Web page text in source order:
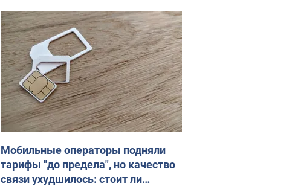
Мобильные операторы подняли
тарифы "до предела", но качество
связи ухудшилось: стоит ли